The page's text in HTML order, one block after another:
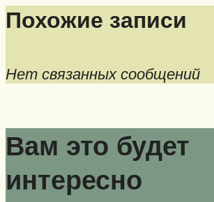
Похожие записи
Нет связанных сообщений
Вам это будет
интересно